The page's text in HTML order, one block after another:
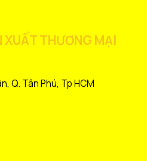
XUẤT THƯƠNG MẠI
Q. Tân Phú, Tp HCM